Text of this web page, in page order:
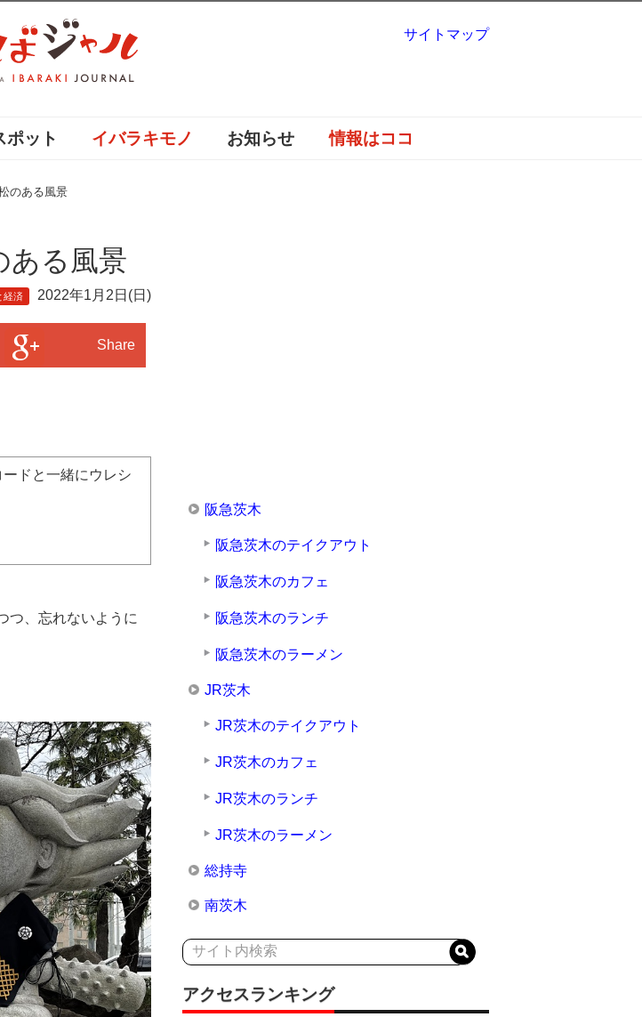
ポット イバラキモノ お知らせ 情報はココ
のある風景
ある風景
経済 2022年1月2日(日)
Share
ドと一緒にウレシ
つ、忘れないように
阪急茨木
阪急茨木のテイクアウト
阪急茨木のカフェ
阪急茨木のランチ
阪急茨木のラーメン
JR茨木
JR茨木のテイクアウト
JR茨木のカフェ
JR茨木のランチ
JR茨木のラーメン
総持寺
南茨木
アクセスランキング
サイトマップ